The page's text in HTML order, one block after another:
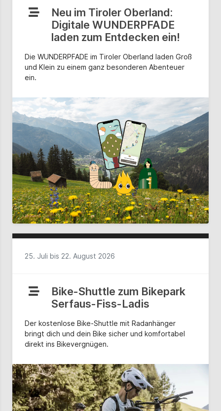
Neu im Tiroler Oberland:
Digitale WUNDERPFADE
laden zum Entdecken ein!
Die WUNDERPFADE im Tiroler Oberland laden Groß
und Klein zu einem ganz besonderen Abenteuer
ein.
25. Juli bis 22. August 2026
Bike-Shuttle zum Bikepark
Serfaus-Fiss-Ladis
Der kostenlose Bike-Shuttle mit Radanhänger
bringt dich und dein Bike sicher und komfortabel
direkt ins Bikevergnügen.